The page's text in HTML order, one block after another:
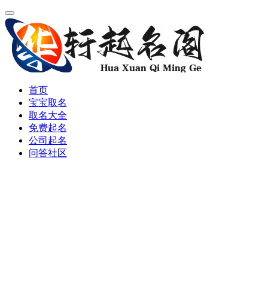
首页
宝宝取名
取名大全
免费起名
公司起名
问答社区